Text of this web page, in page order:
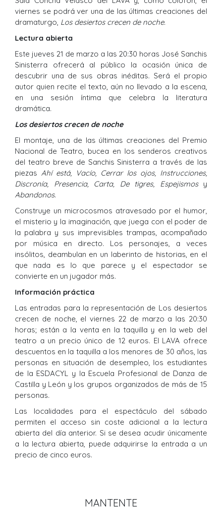
viernes se podrá ver una de las últimas creaciones del
dramaturgo, Los desiertos crecen de noche.
Lectura abierta
Este jueves 21 de marzo a las 20:30 horas José Sanchis
Sinisterra ofrecerá al público la ocasión única de
descubrir una de sus obras inéditas. Será el propio
autor quien recite el texto, aún no llevado a la escena,
en una sesión íntima que celebra la literatura
dramática.
Los desiertos crecen de noche
El montaje, una de las últimas creaciones del Premio
Nacional de Teatro, bucea en los senderos creativos
del teatro breve de Sanchis Sinisterra a través de las
piezas Ahí está, Vacío, Cerrar los ojos, Instrucciones,
Discronía, Presencia, Carta, De tigres, Espejismosy
Abandonos.
Construye un microcosmos atravesado por el humor,
el misterio y la imaginación, que juega con el poder de
la palabra y sus imprevisibles trampas, acompañado
por música en directo. Los personajes, a veces
insólitos, deambulan en un laberinto de historias, en el
que nada es lo que parece y el espectador se
convierte en un jugador más.
Información práctica
Las entradas para la representación de Los desiertos
crecen de noche, el viernes 22 de marzo a las 20:30
horas; están a la venta en la taquilla y en la web del
teatro a un precio único de 12 euros. El LAVA ofrece
descuentos en la taquilla a los menores de 30 años, las
personas en situación de desempleo, los estudiantes
de la ESDACYL y la Escuela Profesional de Danza de
Castilla y León y los grupos organizados de más de 15
personas.
Las localidades para el espectáculo del sábado
permiten el acceso sin coste adicional a la lectura
abierta del día anterior. Si se desea acudir únicamente
a la lectura abierta, puede adquirirse la entrada a un
precio de cinco euros.
MANTENTE